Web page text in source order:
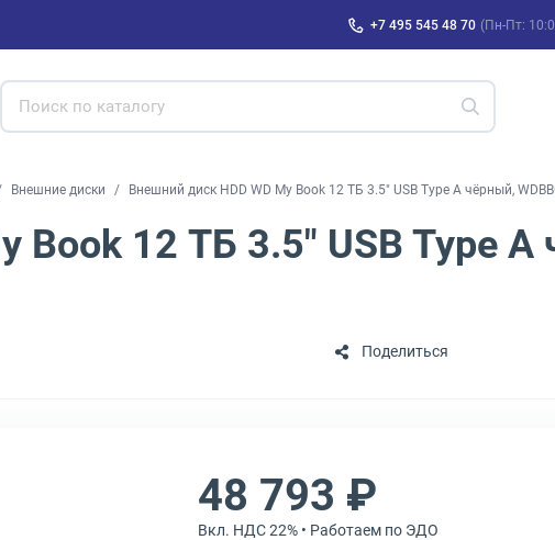
+7 495 545 48 70 (Пн-Пт:
Внешние диски Внешний диск HDD WD My Book 12 ТБ 3.5" USB Type A чёрный,
Book 12 ТБ 3.5" USB Type A
Поделиться
48 793 ₽
Вкл. НДС 22% • Работаем по ЭДО